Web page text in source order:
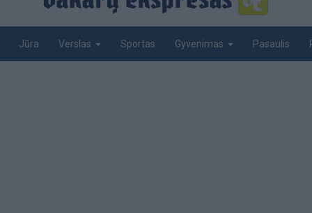
Jūra Verslas Sportas Gyvenimas Pasaulis